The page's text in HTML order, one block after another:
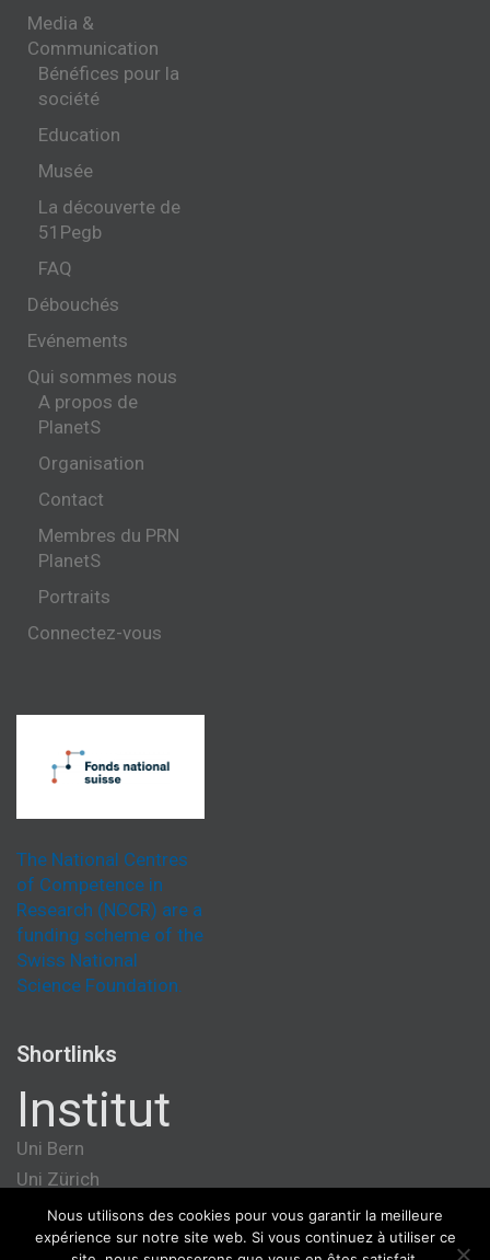
Media &
Communication
Bénéfices pour la
société
Education
Musée
La découverte de
51Pegb
FAQ
Débouchés
Evénements
Qui sommes nous
A propos de
PlanetS
Organisation
Contact
Membres du PRN
PlanetS
Portraits
Connectez-vous
The National Centres
of Competence in
Research (NCCR) are a
funding scheme of the
Swiss National
Science Foundation.
Shortlinks
Institut
Uni Bern
Uni Zürich
Université de Genève
ETH Zürich
Nous utilisons des cookies pour vous garantir la meilleure
expérience sur notre site web. Si vous continuez à utiliser ce